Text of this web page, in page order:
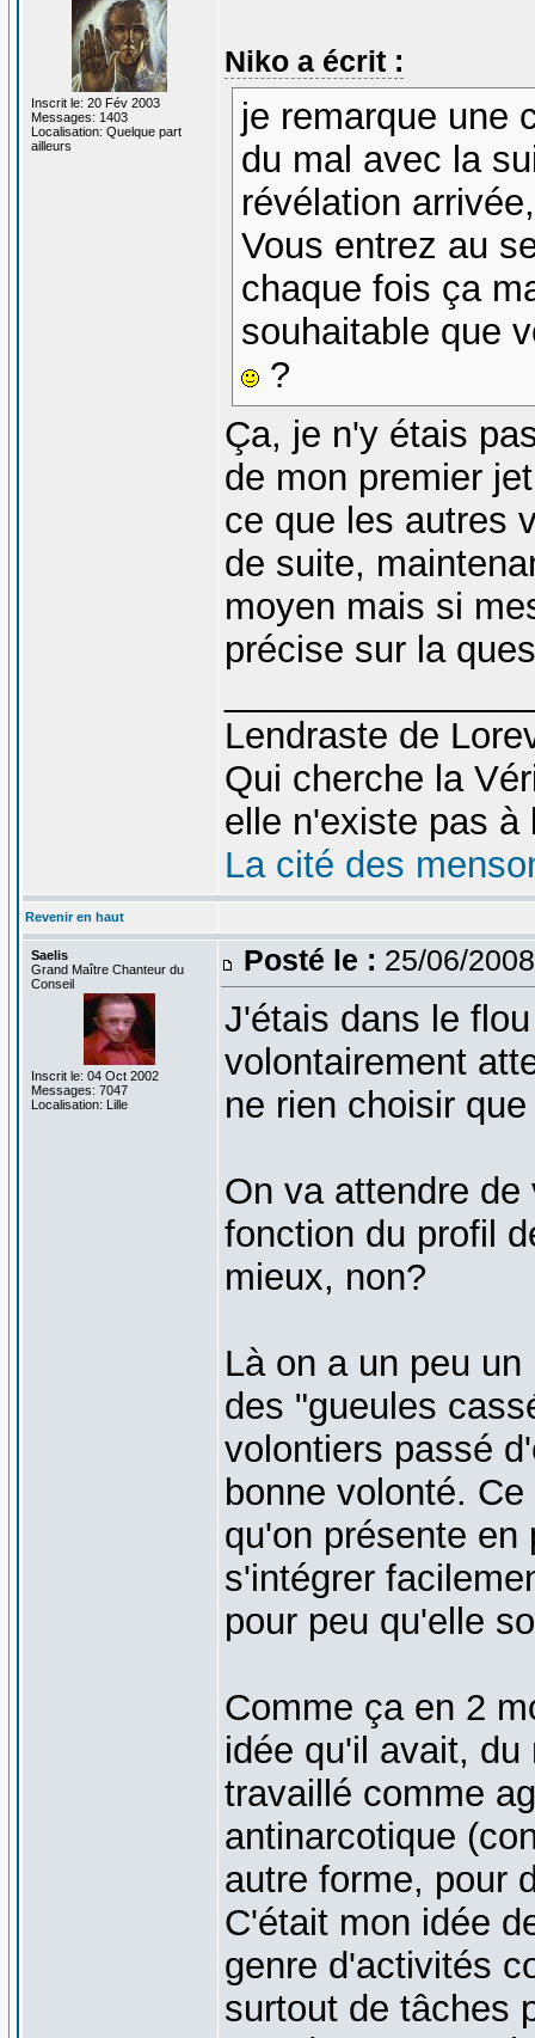
Inscrit le: 20 Fév 2003
Messages: 1403
Localisation: Quelque part
ailleurs
Niko a écrit :
je remarque une
du mal avec la
révélation
Vous entrez au
chaque fois ça
souhaitable que
?
Ça, je n'y étais
de mon premier
ce que les autres
de suite,
moyen mais si
précise sur la
Lendraste de
Qui cherche la
elle n'existe pas à
La cité des
Revenir en haut
Saelis
Grand Maître Chanteur du
Conseil
Inscrit le: 04 Oct 2002
Messages: 7047
Localisation: Lille
Posté le : 25/06/
J'étais dans le
volontairement
ne rien choisir
On va attendre
fonction du profil
mieux, non?
Là on a un peu
des "gueules
volontiers passé
bonne volonté.
qu'on présente
s'intégrer
pour peu qu'elle
Comme ça en 2
idée qu'il avait,
travaillé comme
antinarcotique
autre forme, pour
C'était mon idée
genre d'activités
surtout de tâches